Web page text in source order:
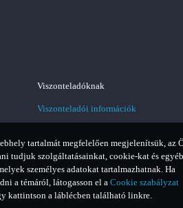
tartalmát megfelelően megjelenítsük, az
tudjuk szolgáltatásainkat, cookie-kat és egyéb
személyes adatokat tartalmazhatnak. Ha
a témáról, látogasson el a Cookie szabályzat
kattintson a láblécben található linkre.
Viszonteladóknak
Viszonteladói információk